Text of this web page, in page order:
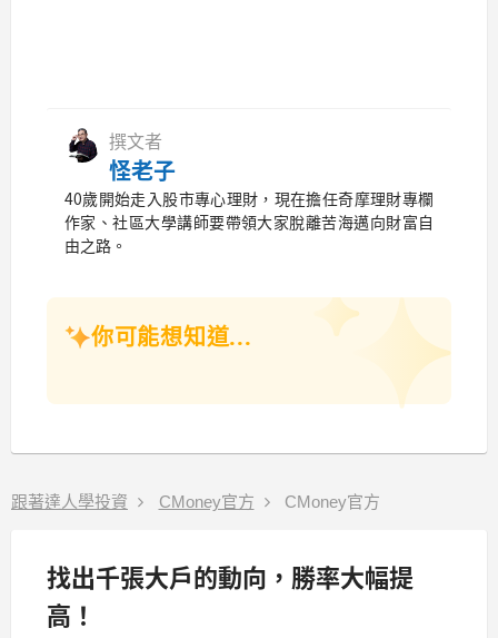
撰文者
怪老子
40歲開始走入股市專心理財，現在擔任奇摩理財專欄
作家、社區大學講師要帶領大家脫離苦海邁向財富自
由之路。
你可能想知道...
跟著達人學投資 CMoney官方 CMoney官方
找出千張大戶的動向，勝率大幅提
高！